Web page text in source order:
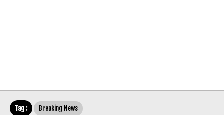
Tag : Breaking News